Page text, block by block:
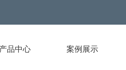
产品中心 案例展示